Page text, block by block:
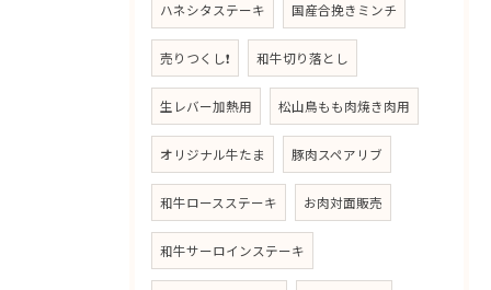
ハネシタステーキ 国産合挽きミンチ
売りつくし❗ 和牛切り落とし
生レバー加熱用 松山鳥もも肉焼き肉用
オリジナル牛たま 豚肉スペアリブ
和牛ロースステーキ お肉対面販売
和牛サーロインステーキ